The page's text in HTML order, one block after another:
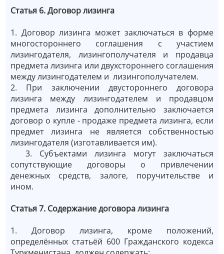
Статья 6. Договор лизинга
1. Договор лизинга может заключаться в форме
многостороннего соглашения с участием
лизингодателя, лизингополучателя и продавца
предмета лизинга или двухстороннего соглашения
между лизингодателем и лизингополучателем.
2. При заключении двустороннего договора
лизинга между лизингодателем и продавцом
предмета лизинга дополнительно заключается
договор о купле - продаже предмета лизинга, если
предмет лизинга не является собственностью
лизингодателя (изготавливается им).
3. Субъектами лизинга могут заключаться
сопутствующие договоры о привлечении
денежных средств, залоге, поручительстве и
ином.
Статья 7. Содержание договора лизинга
1. Договор лизинга, кроме положений,
определённых статьёй 600 Гражданского кодекса